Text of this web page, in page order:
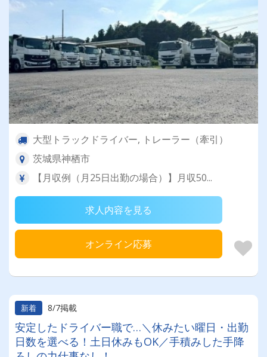
大型トラックドライバー, トレーラー（牽引）
茨城県神栖市
【月収例（月25日出勤の場合）】月収50...
求人内容を見る
オンライン応募
新着 8/7掲載
安定したドライバー職で…＼休みたい曜日・出勤
日数を選べる！土日休みもOK／手積みした手降